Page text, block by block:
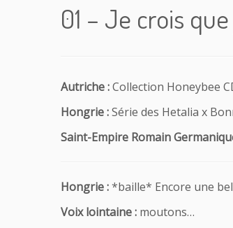
01 – Je crois
Autriche :Collection Honeybee
Hongrie :Série des Hetalia x
Saint-Empire Romain
Hongrie :*baille* Encore une
Voix lointaine : moutons…